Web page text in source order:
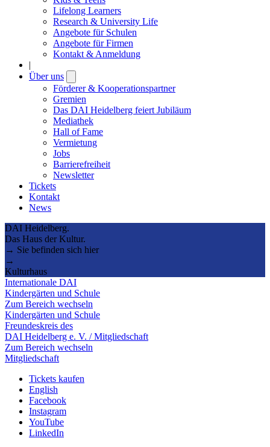
Lifelong Learners
Research & University Life
Angebote für Schulen
Angebote für Firmen
Kontakt & Anmeldung
|
Über uns
submenu
Förderer & Kooperationspartner
Gremien
Das DAI Heidelberg feiert Jubiläum
Mediathek
Hall of Fame
Vermietung
Jobs
Barrierefreiheit
Newsletter
Tickets
Kontakt
News
DAI Heidelberg.
Das Haus der Kultur.
→ Sie befinden sich hier
→
Kulturhaus
Internationale DAI
Kindergärten und Schule
Zum Bereich wechseln
Kindergärten und Schule
Freundeskreis des
DAI Heidelberg e. V. / Mitgliedschaft
Zum Bereich wechseln
Mitgliedschaft
Tickets kaufen
English
Facebook
Instagram
YouTube
LinkedIn